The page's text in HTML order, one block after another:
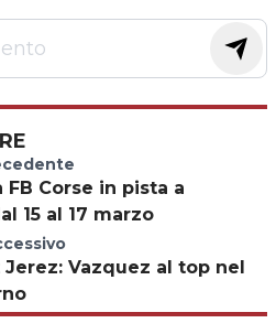
FB Corse in pista a
15 al 17 marzo
Jerez: Vazquez al top nel